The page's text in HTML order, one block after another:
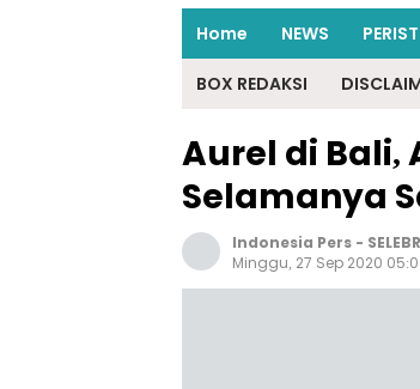
Home NEWS
BOX REDAKSI
Aurel di Bali,
Selamanya
Indonesia Pers -
Minggu, 27 Sep 2020